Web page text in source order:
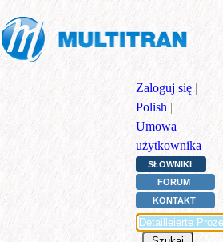
Zaloguj się |
Polish |
Umowa
użytkownika
SŁOWNIKI
FORUM
KONTAKT